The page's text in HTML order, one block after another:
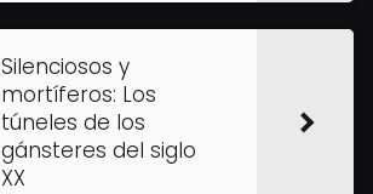
Silenciosos y
mortíferos: Los
túneles de los
gánsteres del siglo
XX